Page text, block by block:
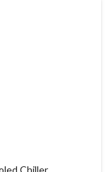
Chiller